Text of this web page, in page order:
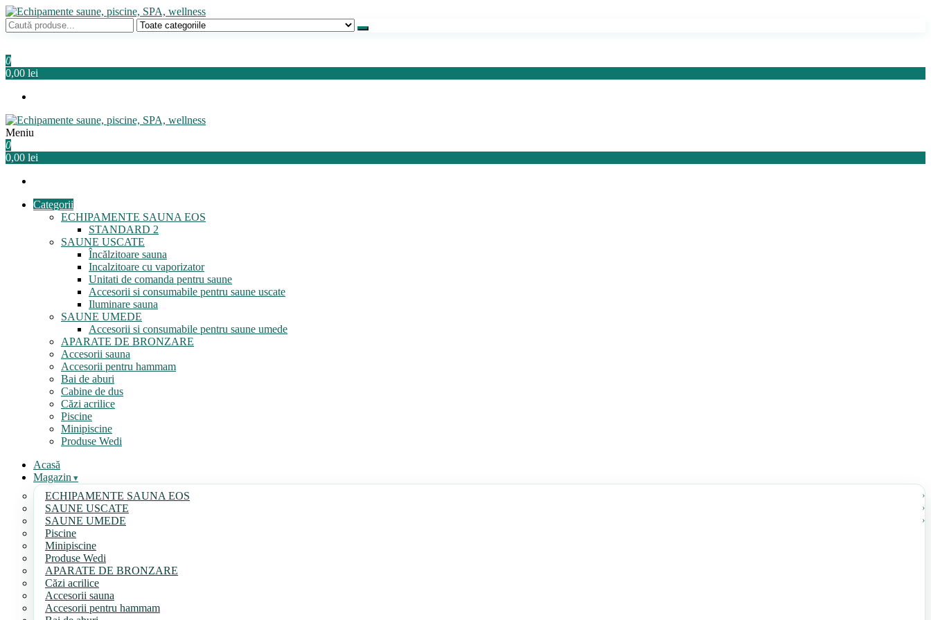
Sari
la
conținut
Echipamente saune, piscine, SPA, wellness
Relaxeaza-te!
0
0,00 lei
Echipamente saune, piscine, SPA, wellness
Relaxeaza-te!
Meniu
0
0,00 lei
Categorii
ECHIPAMENTE SAUNA EOS
STANDARD 2
SAUNE USCATE
Încălzitoare sauna
Incalzitoare cu vaporizator
Unitati de comanda pentru saune
Accesorii si consumabile pentru saune uscate
Iluminare sauna
SAUNE UMEDE
Accesorii si consumabile pentru saune umede
APARATE DE BRONZARE
Accesorii sauna
Accesorii pentru hammam
Bai de aburi
Cabine de dus
Căzi acrilice
Piscine
Minipiscine
Produse Wedi
Acasă
Magazin
ECHIPAMENTE SAUNA EOS
SAUNE USCATE
SAUNE UMEDE
Piscine
Minipiscine
Produse Wedi
APARATE DE BRONZARE
Căzi acrilice
Accesorii sauna
Accesorii pentru hammam